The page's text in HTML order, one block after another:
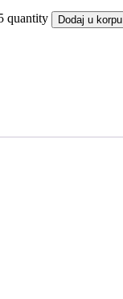
quantity Dodaj u korpu